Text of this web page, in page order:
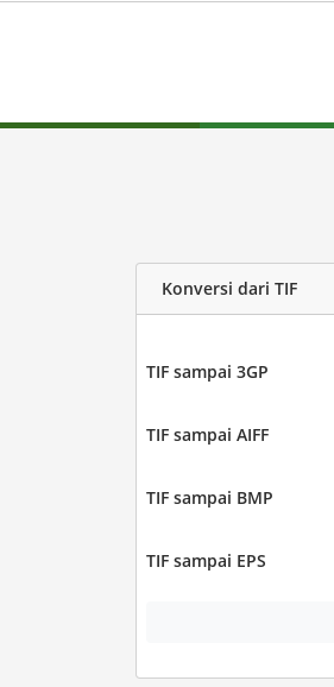
Konversi dari TIF
TIF sampai 3GP
TIF sampai AIFF
TIF sampai BMP
TIF sampai EPS